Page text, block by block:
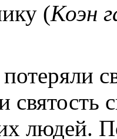
(Коэн
людей.